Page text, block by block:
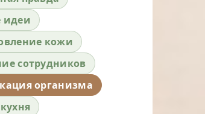
идеи
кожи
сотрудников
организма